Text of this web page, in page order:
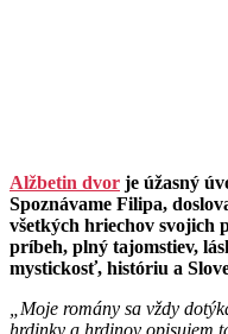
Alžbetin dvor je úžasný
Spoznávame Filipa,
všetkých hriechov svojich
príbeh, plný tajomstiev,
mystickosť, históriu a
„Moje romány sa vždy